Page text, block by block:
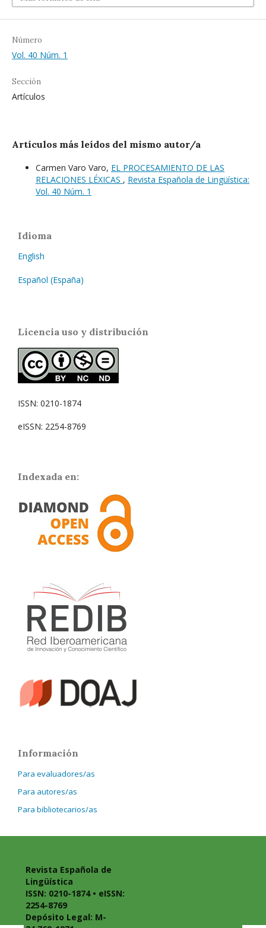
Número
Vol. 40 Núm. 1
Sección
Artículos
Artículos más leídos del mismo autor/a
Carmen Varo Varo, EL PROCESAMIENTO DE LAS
RELACIONES LÉXICAS , Revista Española de Lingüística:
Vol. 40 Núm. 1
Idioma
English
Español (España)
Licencia uso y distribución
ISSN: 0210-1874
eISSN: 2254-8769
Indexada en:
Información
Para evaluadores/as
Para autores/as
Para bibliotecarios/as
Revista Española de
Lingüística
ISSN: 0210-1874 • eISSN:
2254-8769
Depósito Legal: M-